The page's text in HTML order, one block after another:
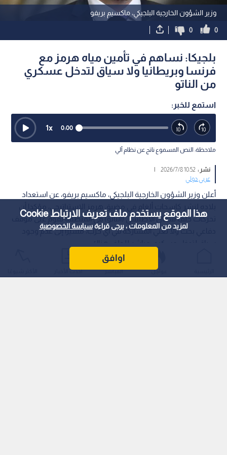
هذا الموقع يستخدم ملف تعريف الارتباط Cookie
لمزيد من المعلومات ، يرجى قراءةسياسة الخصوصية
اوافق
وزير الشؤون الخارجية البلجيكي، ماكسيم بريفو
0
0
بلجيكا: نساهم في تأمين مياه هرمز مع
فرنسا وبريطانيا ولا سياق لتدخل عسكري
من الناتو
استمع للخبر:
0:00
1x
ملاحظة: النص المسموع ناتج عن نظام آلي
نشر :10:52 2026/7/8
|
عربي دولي
أعلن وزير الشؤون الخارجية البلجيكي، ماكسيم بريفو، عن استعداد
تحركات حلف شمال الأطلسي (الناتو) في المنطقة تقوم على موقف
دفاعي بحت ولا تعني المشاركة في أي حرب، مشيرا إلى عدم وجود
عواجل المباشر أحدث الأخبار